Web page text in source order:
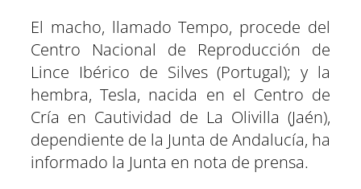
El macho, llamado Tempo, procede del
Centro Nacional de Reproducción de
Lince Ibérico de Silves (Portugal); y la
hembra, Tesla, nacida en el Centro de
Cría en Cautividad de La Olivilla (Jaén),
dependiente de la Junta de Andalucía, ha
informado la Junta en nota de prensa.